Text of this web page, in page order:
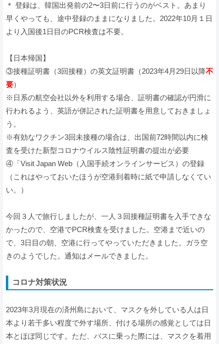
＊ 登録は、韓国出発前の2〜3日前に行うのがベスト。あまり
早くやっても、途中登録のままになりました。2022年10月１日
より入国後1日目のPCR検査は不要。
【日本帰国】
③接種証明書（3回接種）の英文証明書（2023年4月29日以降不
要）
※日系の航空会社以外を利用する場合、証明書の確認が円滑に
行われるよう、英語が併記された証明書を用意しておきましょ
う。
※有効なワクチン3回未接種の場合は、出国前72時間以内に検
査を受けた新型コロナウイルス陰性証明書の提出が必要
④「Visit Japan Web（入国手続オンラインサービス）の登録
（これはやっておいたほうが空港到着時に紙で申請しなくてい
い。）
今回３人で旅行しましたが、一人３回接種証明書を入手できな
かったので、空港でPCR検査を受けました。空港まで近いの
で、3日目の朝、空港に行ってやっていただきました。ガラ空
きのようでした。通知はメールできました。
コロナ対策状況
2023年3月現在の済州島において、マスクを外している人は日
本より若干多い程度で外す場所、付ける場所の感覚としては日
本とほぼ同じです。ただ、バスに乗った際には、マスクを着用